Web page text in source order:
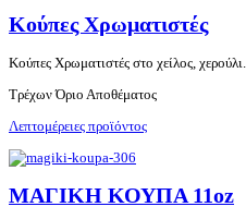
Κούπες Χρωματιστές
Κούπες Χρωματιστές στο χείλος, χερούλι...
Τρέχων Όριο Αποθέματος
Λεπτομέρειες προϊόντος
ΜΑΓΙΚΗ ΚΟΥΠΑ 11oz